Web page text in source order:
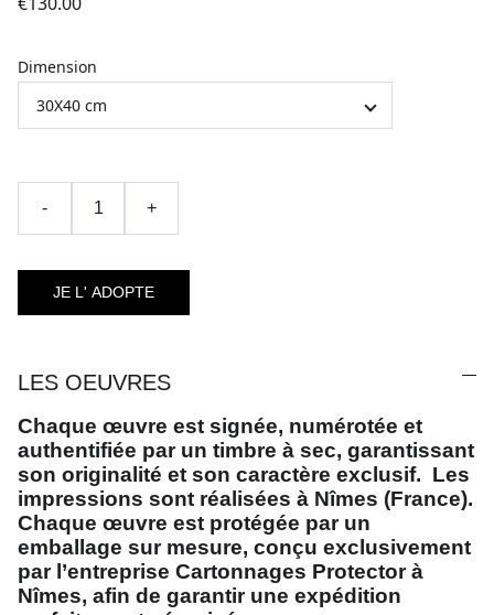
Dimension
- +
JE L' ADOPTE
LES OEUVRES
Chaque œuvre est signée, numérotée et
authentifiée par un timbre à sec, garantissant
son originalité et son caractère exclusif. Les
impressions sont réalisées à Nîmes (France).
Chaque œuvre est protégée par un
emballage sur mesure, conçu exclusivement
par l’entreprise Cartonnages Protector à
Nîmes, afin de garantir une expédition